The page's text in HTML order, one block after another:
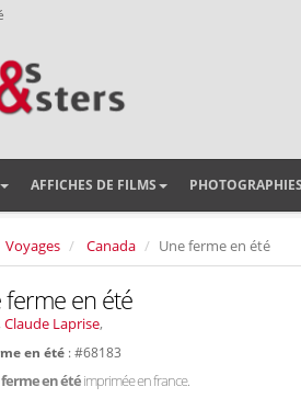
AFFICHES DE FILMS PHOTOGRAPHIES
Voyages Canada Une ferme en été
en été
Claude Laprise,
en été : #68183
en étéimprimée en france.